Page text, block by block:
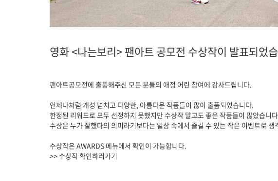
영화 <나는보리> 팬아트 공모전 수상작이 발표되었
팬아트공모전에 출품해주신 모든 분들의 애정 어린 참여에 감사드립니다.
언제나처럼 개성 넘치고 다양한, 아름다운 작품들이 많이 출품되었습니다.
한정된 리워드로 모두 선정하지 못했지만 수상작 말고도 좋은 작품들이 많았습니
수상은 누가 잘했다의 의미라기보다는 일상 속에서 즐길 수 있는 작은 이벤트로
수상작은 AWARDS 메뉴에서 확인이 가능합니다.
>> 수상작 확인하러가기